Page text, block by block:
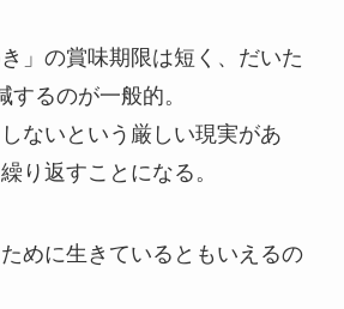
」の賞味期限は短く、だいた
るのが一般的。
ないという厳しい現実があ
り返すことになる。
めに生きているともいえるの